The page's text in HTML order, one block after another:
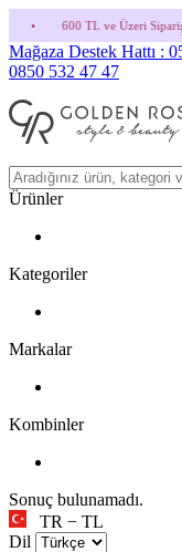
Siparişlerde Kargo Bedava!
Mağaza Destek Hattı :
0850 532 47 47
Ürünler
Kategoriler
Markalar
Kombinler
Sonuç bulunamadı.
TR − TL
Dil